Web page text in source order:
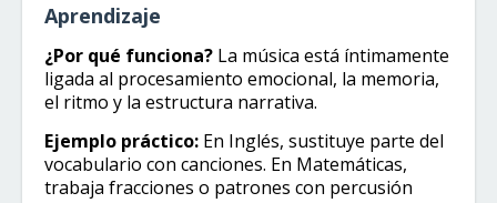
Aprendizaje
¿Por qué funciona? La música está íntimamente
ligada al procesamiento emocional, la memoria,
el ritmo y la estructura narrativa.
Ejemplo práctico: En Inglés, sustituye parte del
vocabulario con canciones. En Matemáticas,
trabaja fracciones o patrones con percusión